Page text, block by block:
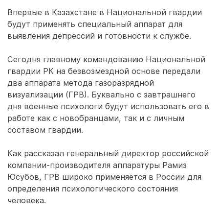
Впервые в Казахстане в Национальной гвардии
будут применять специальный аппарат для
выявления депрессий и готовности к службе.
Сегодня главному командованию Национальной
гвардии РК на безвозмездной основе передали
два аппарата метода газоразрядной
визуализации (ГРВ). Буквально с завтрашнего
дня военные психологи будут использовать его в
работе как с новобранцами, так и с личным
составом гвардии.
Как рассказал генеральный директор российской
компании-производителя аппаратуры Рамиз
Юсубов, ГРВ широко применяется в России для
определения психологического состояния
человека.